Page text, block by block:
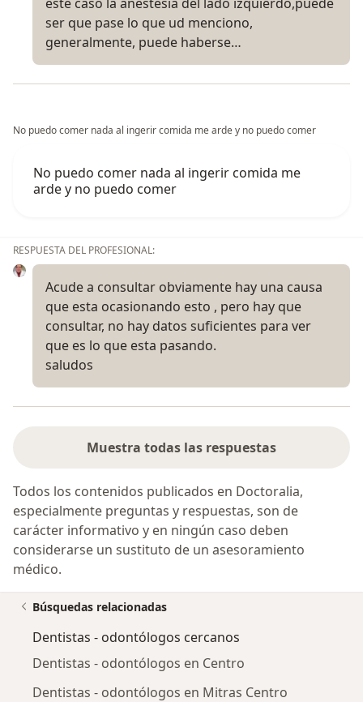
ser que pase lo que ud menciono,
generalmente, puede haberse…
No puedo comer nada al ingerir comida me arde y no puedo comer
No puedo comer nada al ingerir comida me
arde y no puedo comer
RESPUESTA DEL PROFESIONAL:
Acude a consultar obviamente hay una causa
que esta ocasionando esto , pero hay que
consultar, no hay datos suficientes para ver
que es lo que esta pasando.
saludos
Muestra todas las respuestas
Todos los contenidos publicados en Doctoralia,
especialmente preguntas y respuestas, son de
carácter informativo y en ningún caso deben
considerarse un sustituto de un asesoramiento
médico.
Búsquedas relacionadas
Dentistas - odontólogos cercanos
Dentistas - odontólogos en Centro
Dentistas - odontólogos en Mitras Centro